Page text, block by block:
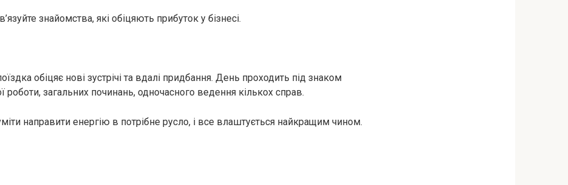
знайомства, які обіцяють прибуток у бізнесі.
обіцяє нові зустрічі та вдалі придбання. День проходить під знаком
роботи, загальних починань, одночасного ведення кількох справ.
направити енергію в потрібне русло, і все влаштується найкращим чином.